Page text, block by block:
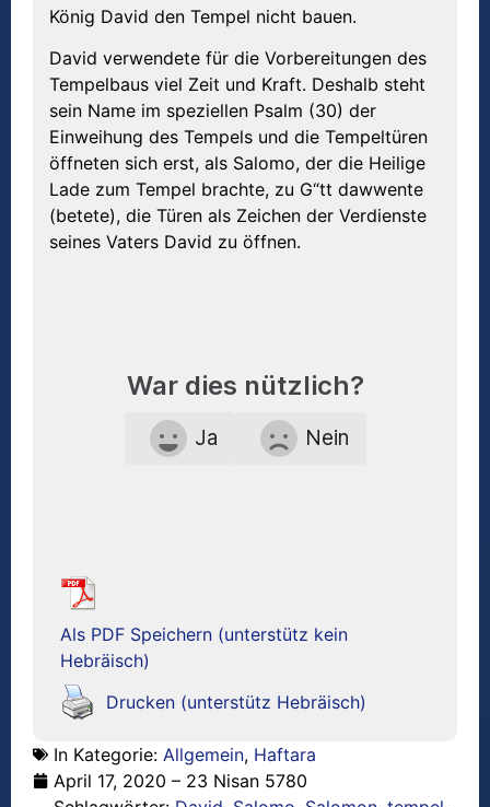
König David den Tempel nicht bauen.
David verwendete für die Vorbereitungen des
Tempelbaus viel Zeit und Kraft. Deshalb steht
sein Name im speziellen Psalm (30) der
Einweihung des Tempels und die Tempeltüren
öffneten sich erst, als Salomo, der die Heilige
Lade zum Tempel brachte, zu G“tt dawwente
(betete), die Türen als Zeichen der Verdienste
seines Vaters David zu öffnen.
War dies nützlich?
Ja Nein
Als PDF Speichern (unterstütz kein
Hebräisch)
Drucken (unterstütz Hebräisch)
In Kategorie: Allgemein, Haftara
April 17, 2020 – 23 Nisan 5780